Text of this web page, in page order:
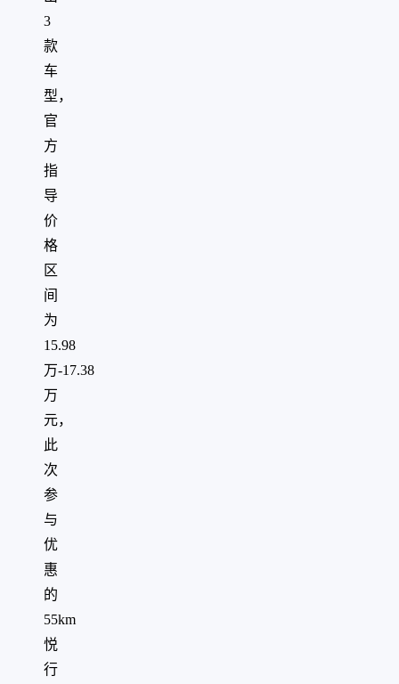
3
款
车
型，
官
方
指
导
价
格
区
间
为
15.98
万-17.38
万
元，
此
次
参
与
优
惠
的
55km
悦
行